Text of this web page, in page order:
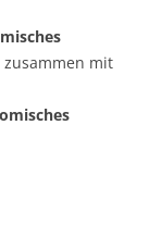
zusammen mit